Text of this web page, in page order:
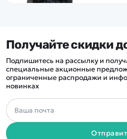
Получайте скидки
Подпишитесь на рассылку и
специальные акционные
ограниченные распродажи и
новинках